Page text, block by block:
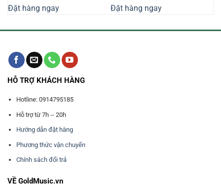
8.810.000₫.
7.930.000₫.
Đặt hàng ngay
6.080.000₫.
Đặt hàng ngay
HỖ TRỢ KHÁCH HÀNG
Hotline: 0914795185
Hỗ trợ từ 7h -- 20h
Hướng dẫn đặt hàng
Phương thức vận chuyển
Chính sách đổi trả
VỀ GoldMusic.vn